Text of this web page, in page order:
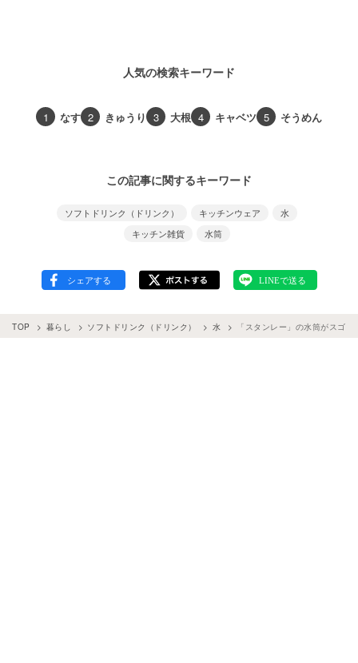
人気の検索キーワード
1 なす 2 きゅうり 3 大根 4 キャベツ 5 そうめん
この記事に関するキーワード
ソフトドリンク（ドリンク） キッチンウェア
水
キッチン雑貨
水筒
TOP 暮らし ソフトドリンク（ドリンク） 水 「スタンレー」の水筒がスゴ